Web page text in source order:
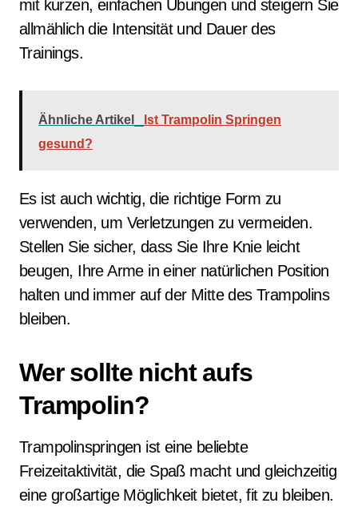
mit kurzen, einfachen Übungen und steigern Sie
allmählich die Intensität und Dauer des
Trainings.
Ähnliche Artikel
Ist Trampolin Springen
gesund?
Es ist auch wichtig, die richtige Form zu
verwenden, um Verletzungen zu vermeiden.
Stellen Sie sicher, dass Sie Ihre Knie leicht
beugen, Ihre Arme in einer natürlichen Position
halten und immer auf der Mitte des Trampolins
bleiben.
Wer sollte nicht aufs
Trampolin?
Trampolinspringen ist eine beliebte
Freizeitaktivität, die Spaß macht und gleichzeitig
eine großartige Möglichkeit bietet, fit zu bleiben.